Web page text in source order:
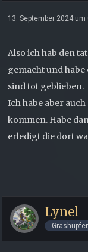
13. September 2024 um
Also ich hab den
gemacht und
sind tot geblieben.
Ich habe aber
kommen. Habe
erledigt die dort
Lynel
Grashüpfer